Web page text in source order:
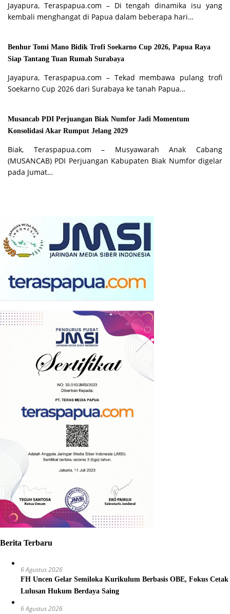
Jayapura, Teraspapua.com – Di tengah dinamika isu yang
kembali menghangat di Papua dalam beberapa hari…
Benhur Tomi Mano Bidik Trofi Soekarno Cup 2026, Papua Raya
Siap Tantang Tuan Rumah Surabaya
Jayapura, Teraspapua.com – Tekad membawa pulang trofi
Soekarno Cup 2026 dari Surabaya ke tanah Papua…
Musancab PDI Perjuangan Biak Numfor Jadi Momentum
Konsolidasi Akar Rumput Jelang 2029
Biak, Teraspapua.com – Musyawarah Anak Cabang
(MUSANCAB) PDI Perjuangan Kabupaten Biak Numfor digelar
pada Jumat…
Berita Terbaru
6 Agustus 2026
FH Uncen Gelar Semiloka Kurikulum Berbasis OBE, Fokus Cetak
Lulusan Hukum Berdaya Saing
6 Agustus 2026